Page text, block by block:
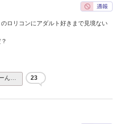
ロリコンにアダルト好きまで見境ない
ん… 23